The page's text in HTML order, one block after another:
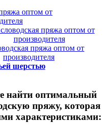
шерстью
найти оптимальный
пряжу, которая
характеристиками: